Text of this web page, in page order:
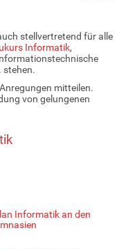
stellvertretend für alle
Informatik,
stehen.
mitteilen.
von gelungenen
Informatik an den